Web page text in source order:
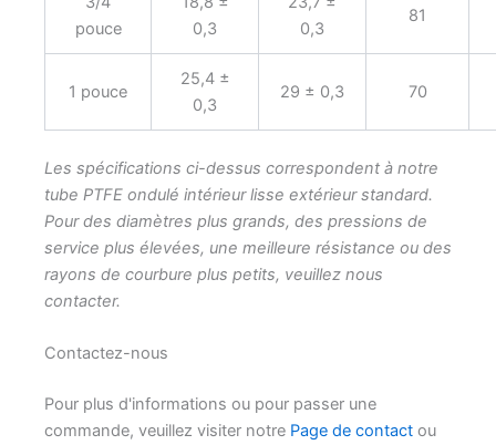
pouce
0,3
0,3
81
1 pouce
25,4 ±
0,3
29 ± 0,3 70
Les spécifications ci-dessus correspondent à notre
tube PTFE ondulé intérieur lisse extérieur standard.
Pour des diamètres plus grands, des pressions de
service plus élevées, une meilleure résistance ou des
rayons de courbure plus petits, veuillez nous
contacter.
Contactez-nous
Pour plus d'informations ou pour passer une
commande, veuillez visiter notre Page de contact ou